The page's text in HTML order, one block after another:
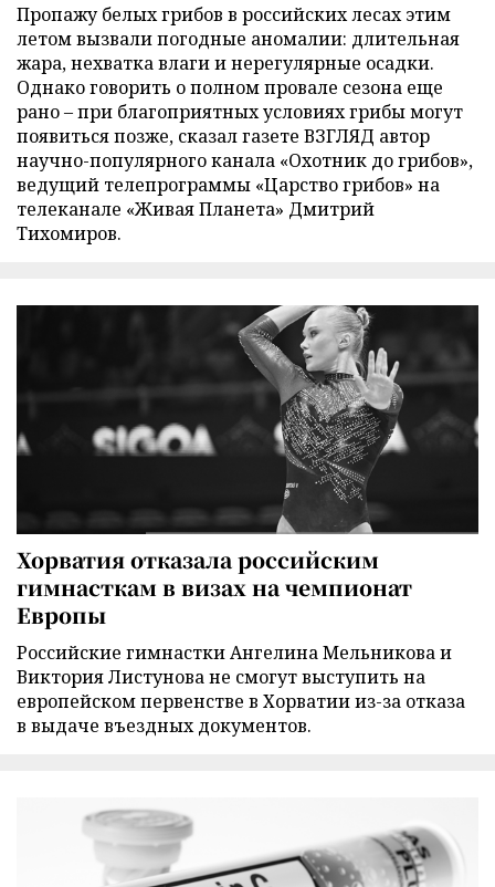
Пропажу белых грибов в российских лесах этим
летом вызвали погодные аномалии: длительная
жара, нехватка влаги и нерегулярные осадки.
Однако говорить о полном провале сезона еще
рано – при благоприятных условиях грибы могут
появиться позже, сказал газете ВЗГЛЯД автор
научно-популярного канала «Охотник до грибов»,
ведущий телепрограммы «Царство грибов» на
телеканале «Живая Планета» Дмитрий
Тихомиров.
Хорватия отказала российским
гимнасткам в визах на чемпионат
Европы
Российские гимнастки Ангелина Мельникова и
Виктория Листунова не смогут выступить на
европейском первенстве в Хорватии из-за отказа
в выдаче въездных документов.